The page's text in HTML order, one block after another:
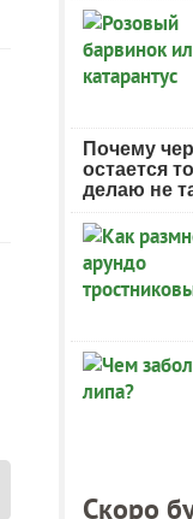
Почему
остается
делаю не
Скоро